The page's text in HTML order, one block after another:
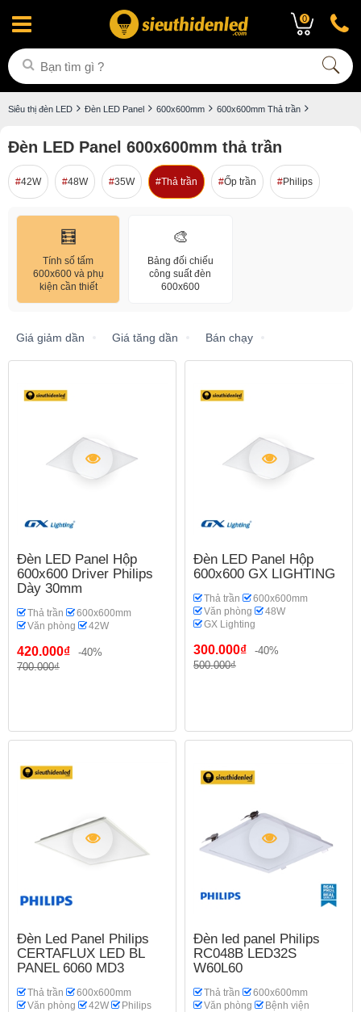
0
Siêu thị đèn LED Đèn LED Panel 600x600mm 600x600mm Thả trần
Đèn LED Panel 600x600mm thả trần
42W 48W 35W Thả trần Ốp trần Philips
🧮
Tính số tấm
600x600 và phụ
kiện cần thiết
🎨
Bảng đối chiếu
công suất đèn
600x600
Giá giảm dần Giá tăng dần Bán chạy
Đèn LED Panel Hộp
600x600 Driver Philips
Dày 30mm
Thả trần
600x600mm
Văn phòng
42W
420.000₫
-40%
700.000₫
Đèn LED Panel Hộp
600x600 GX LIGHTING
Thả trần
600x600mm
Văn phòng
48W
GX Lighting
300.000₫
-40%
500.000₫
Đèn Led Panel Philips
CERTAFLUX LED BL
PANEL 6060 MD3
Thả trần
600x600mm
Văn phòng
42W Philips
Đèn led panel Philips
RC048B LED32S
W60L60
Thả trần
600x600mm
Văn phòng
Bệnh viện